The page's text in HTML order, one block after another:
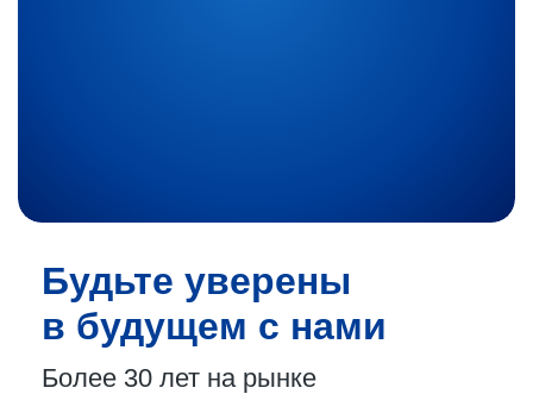
Будьте уверены
в будущем с нами
Более 30 лет на рынке